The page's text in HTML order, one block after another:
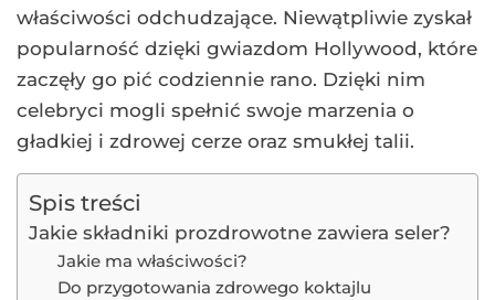
właściwości odchudzające. Niewątpliwie zyskał
popularność dzięki gwiazdom Hollywood, które
zaczęły go pić codziennie rano. Dzięki nim
celebryci mogli spełnić swoje marzenia o
gładkiej i zdrowej cerze oraz smukłej talii.
Spis treści
Jakie składniki prozdrowotne zawiera seler?
Jakie ma właściwości?
Do przygotowania zdrowego koktajlu